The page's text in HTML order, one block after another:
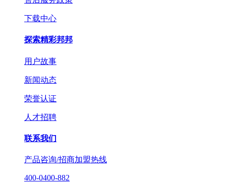
下载中心
探索精彩邦邦
用户故事
新闻动态
荣誉认证
人才招聘
联系我们
产品咨询/招商加盟热线
400-0400-882